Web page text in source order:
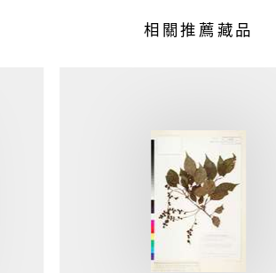
相關推薦藏品